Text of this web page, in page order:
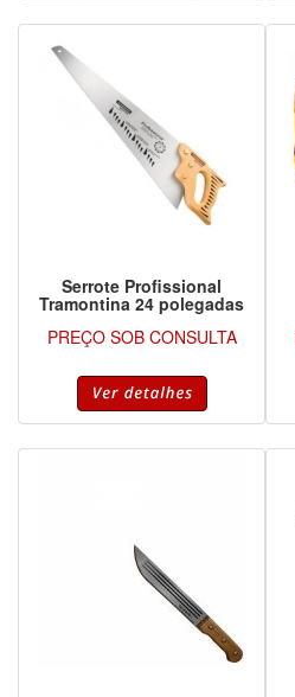
Serrote Profissional
Tramontina 24 polegadas
PREÇO SOB CONSULTA